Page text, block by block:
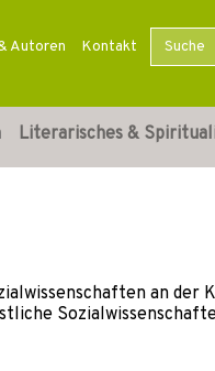
Autoren Kontakt
Literarisches &
an der